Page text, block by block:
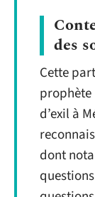
des
Cette
prophète
d’exil à
dont